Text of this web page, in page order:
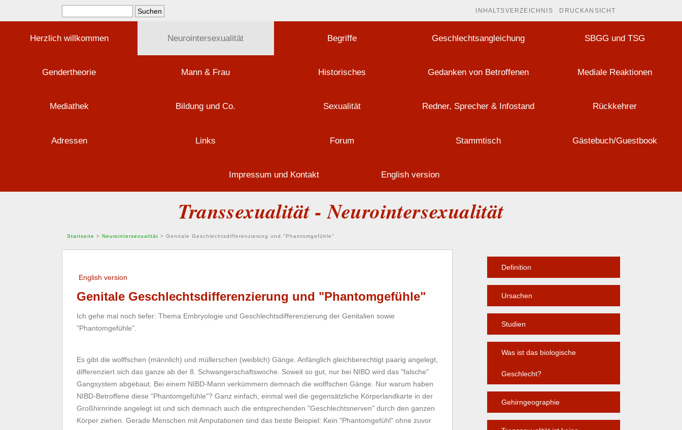
INHALTSVERZEICHNIS DRUCKANSICHT
Herzlich willkommen Neurointersexualität Begriffe Geschlechtsangleichung SBGG und TSG
Gendertheorie Mann & Frau Historisches Gedanken von Betroffenen Mediale Reaktionen
Mediathek Bildung und Co. Sexualität Redner, Sprecher & Infostand Rückkehrer
Adressen Links Forum Stammtisch Gästebuch/Guestbook
Impressum und Kontakt English version
Transsexualität - Neurointersexualität
Startseite > Neurointersexualität >Genitale Geschlechtsdifferenzierung und "Phantomgefühle"
English version
Genitale Geschlechtsdifferenzierung und "Phantomgefühle"
Ich gehe mal noch tiefer: Thema Embryologie und Geschlechtsdifferenzierung der Genitalien sowie
"Phantomgefühle".
Es gibt die wolffschen (männlich) und müllerschen (weiblich) Gänge. Anfänglich gleichberechtigt paarig angelegt,
differenziert sich das ganze ab der 8. Schwangerschaftswoche. Soweit so gut, nur bei NIBD wird das "falsche"
Gangsystem abgebaut. Bei einem NIBD-Mann verkümmern demnach die wolffschen Gänge. Nur warum haben
NIBD-Betroffene diese "Phantomgefühle"? Ganz einfach, einmal weil die gegensätzliche Körperlandkarte in der
Großhirnrinde angelegt ist und sich demnach auch die entsprechenden "Geschlechtsnerven" durch den ganzen
Körper ziehen. Gerade Menschen mit Amputationen sind das beste Beispiel: Kein "Phantomgefühl" ohne zuvor
Definition
Ursachen
Studien
Was ist das biologische
Geschlecht?
Gehirngeographie